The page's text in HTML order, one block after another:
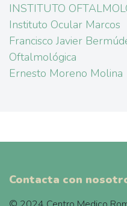
INSTITUTO
Instituto Ocular Marcos
Francisco Javier
Oftalmológica
Ernesto Moreno Molina
Contacta con